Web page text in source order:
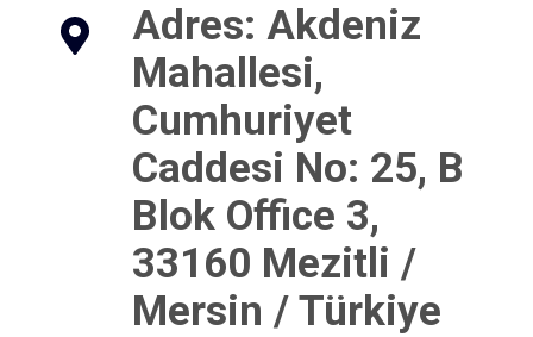
Adres: Akdeniz
Mahallesi,
Cumhuriyet
Caddesi No: 25, B
Blok Office 3,
33160 Mezitli /
Mersin / Türkiye